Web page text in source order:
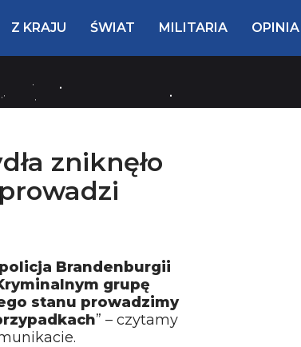
Z KRAJU ŚWIAT MILITARIA OPINIA
zniknęło
Brandenburgii
grupę
stanu prowadzimy
” – czytamy